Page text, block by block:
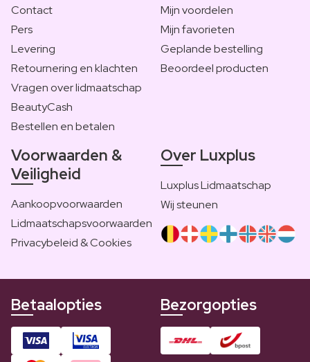
Contact
Pers
Levering
Retournering en klachten
Vragen over lidmaatschap
BeautyCash
Bestellen en betalen
Mijn voordelen
Mijn favorieten
Geplande bestelling
Beoordeel producten
Voorwaarden &
Veiligheid
Aankoopvoorwaarden
Lidmaatschapsvoorwaarden
Privacybeleid & Cookies
Over Luxplus
Luxplus Lidmaatschap
Wij steunen
Betaalopties Bezorgopties